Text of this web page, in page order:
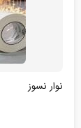
نوار نسوز